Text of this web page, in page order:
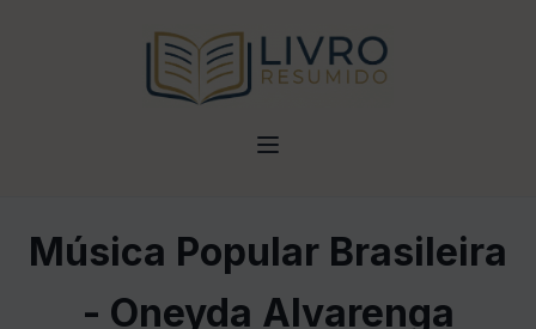
Música Popular Brasileira
- Oneyda Alvarenga